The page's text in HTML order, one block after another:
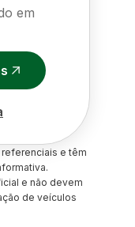
em
e têm
e não devem
de veículos